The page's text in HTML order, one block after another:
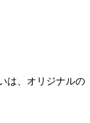
は、オリジナルの